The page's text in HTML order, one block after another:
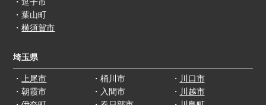
・葉山町
・横須賀市
埼玉県
・
上尾市
・朝霞市
・桶川市
・入間市
・ 川口市
・ 川越市